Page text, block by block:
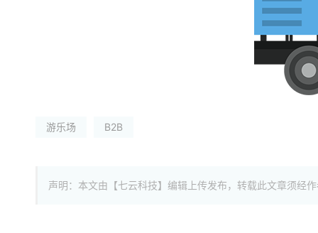
游乐场 B2B
声明：本文由【七云科技】编辑上传发布，转载此文章须经